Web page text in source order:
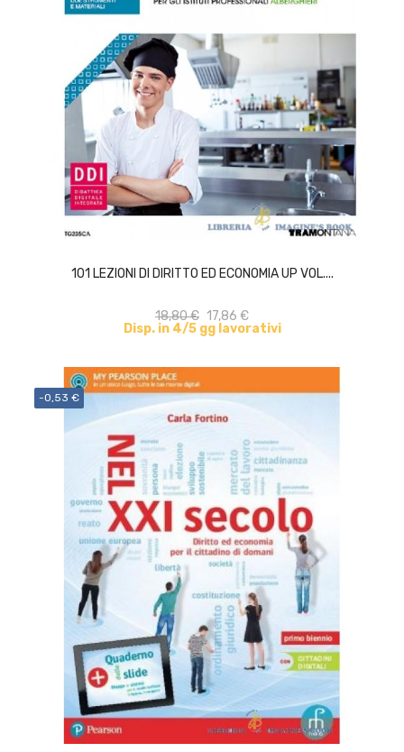
101 LEZIONI DI DIRITTO ED ECONOMIA UP VOL....
18,80 € 17,86 €
Disp. in 4/5 gg lavorativi
ACQUISTA
-0,53 €
ACQUISTA